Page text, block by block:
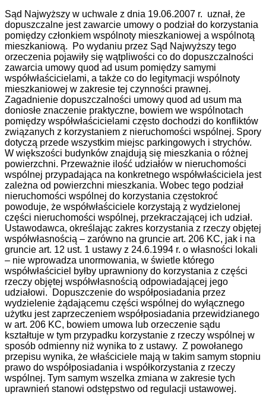
Sąd Najwyższy w uchwale z dnia 19.06.2007 r. uznał, że
dopuszczalne jest zawarcie umowy o podział do korzystania
pomiędzy członkiem wspólnoty mieszkaniowej a wspólnotą
mieszkaniową. Po wydaniu przez Sąd Najwyższy tego
orzeczenia pojawiły się wątpliwości co do dopuszczalności
zawarcia umowy quod ad usum pomiędzy samymi
współwłaścicielami, a także co do legitymacji wspólnoty
mieszkaniowej w zakresie tej czynności prawnej.
Zagadnienie dopuszczalności umowy quod ad usum ma
doniosłe znaczenie praktyczne, bowiem we wspólnotach
pomiędzy współwłaścicielami często dochodzi do konfliktów
związanych z korzystaniem z nieruchomości wspólnej. Spory
dotyczą przede wszystkim miejsc parkingowych i strychów.
W większości budynków znajdują się mieszkania o różnej
powierzchni. Przeważnie ilość udziałów w nieruchomości
wspólnej przypadająca na konkretnego współwłaściciela jest
zależna od powierzchni mieszkania. Wobec tego podział
nieruchomości wspólnej do korzystania częstokroć
powoduje, że współwłaściciele korzystają z wydzielonej
części nieruchomości wspólnej, przekraczającej ich udział.
Ustawodawca, określając zakres korzystania z rzeczy objętej
współwłasnością – zarówno na gruncie art. 206 KC, jak i na
gruncie art. 12 ust. 1 ustawy z 24.6.1994 r. o własności lokali
– nie wprowadza unormowania, w świetle którego
współwłaściciel byłby uprawniony do korzystania z części
rzeczy objętej współwłasnością odpowiadającej jego
udziałowi. Dopuszczenie do współposiadania przez
wydzielenie żądającemu części wspólnej do wyłącznego
użytku jest zaprzeczeniem współposiadania przewidzianego
w art. 206 KC, bowiem umowa lub orzeczenie sądu
kształtuje w tym przypadku korzystanie z rzeczy wspólnej w
sposób odmienny niż wynika to z ustawy. Z powołanego
przepisu wynika, że właściciele mają w takim samym stopniu
prawo do współposiadania i współkorzystania z rzeczy
wspólnej. Tym samym wszelka zmiana w zakresie tych
uprawnień stanowi odstępstwo od regulacji ustawowej.